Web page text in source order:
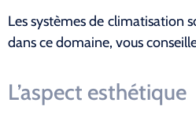
Les systèmes de climatisation
dans ce domaine, vous
L’aspect esthétique